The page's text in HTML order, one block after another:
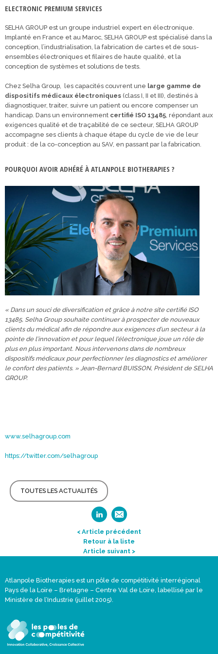
ELECTRONIC PREMIUM SERVICES
SELHA GROUP est un groupe industriel expert en électronique.
Implanté en France et au Maroc, SELHA GROUP est spécialisé dans la
conception, l’industrialisation, la fabrication de cartes et de sous-
ensembles électroniques et filaires de haute qualité, et la
conception de systèmes et solutions de tests.
Chez Selha Group, les capacités couvrent une large gamme de
dispositifs médicaux électroniques (class I, II et III), destinés à
diagnostiquer, traiter, suivre un patient ou encore compenser un
handicap. Dans un environnement certifié ISO 13485 , répondant aux
exigences qualité et de traçabilité de ce secteur, SELHA GROUP
accompagne ses clients à chaque étape du cycle de vie de leur
produit : de la co-conception au SAV, en passant par la fabrication.
POURQUOI AVOIR ADHÉRÉ À ATLANPOLE BIOTHERAPIES ?
« Dans un souci de diversification et grâce à notre site certifié ISO
13485, Selha Group souhaite continuer à prospecter de nouveaux
clients du médical afin de répondre aux exigences d’un secteur à la
pointe de l’innovation et pour lequel l’électronique joue un rôle de
plus en plus important. Nous intervenons dans de nombreux
dispositifs médicaux pour perfectionner les diagnostics et améliorer
le confort des patients. » Jean-Bernard BUISSON, Président de SELHA
GROUP.
www.selhagroup.com
https://twitter.com/selhagroup
TOUTES LES ACTUALITÉS
< Article précédent
Retour à la liste
Article suivant >
Atlanpole Biotherapies est un pôle de compétitivité interrégional
Pays de la Loire – Bretagne – Centre Val de Loire, labellisé par le
Ministère de l’Industrie (juillet 2005).